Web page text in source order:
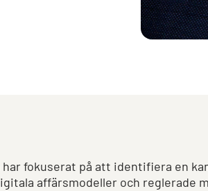
fokuserat på att identifiera en
affärsmodeller och reglerade